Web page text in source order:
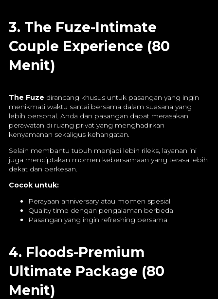
3. The Fuze-Intimate
Couple Experience (80
Menit)
The Fuze dirancang khusus untuk pasangan yang ingin
menikmati waktu santai bersama dalam suasana yang
lebih personal. Anda dan pasangan dapat merasakan
perawatan di ruang privat yang menghadirkan
kenyamanan sekaligus kehangatan.
Selain membantu tubuh menjadi lebih rileks, layanan ini
juga menciptakan momen kebersamaan yang terasa lebih
dekat dan berkesan.
Cocok untuk:
Perayaan anniversary atau momen spesial
Quality time dengan pengalaman berbeda
Pasangan yang ingin refreshing bersama
4. Floods-Premium
Ultimate Package (80
Menit)